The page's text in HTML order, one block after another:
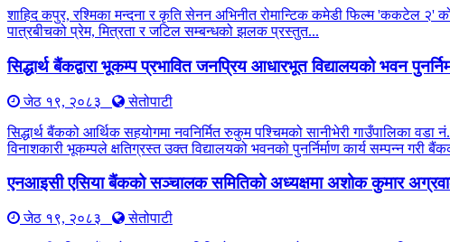
शाहिद कपुर, रश्मिका मन्दना र कृति सेनन अभिनीत रोमान्टिक कमेडी फिल्म 'ककटेल २'
पात्रबीचको प्रेम, मित्रता र जटिल सम्बन्धको झलक प्रस्तुत...
सिद्धार्थ बैंकद्वारा भूकम्प प्रभावित जनप्रिय आधारभूत विद्यालयको भवन
जेठ १९, २०८३
सेतोपाटी
सिद्धार्थ बैंकको आर्थिक सहयोगमा नवनिर्मित रुकुम पश्चिमको सानीभेरी गाउँपालिका
विनाशकारी भूकम्पले क्षतिग्रस्त उक्त विद्यालयको भवनको पुनर्निर्माण कार्य सम्पन्न गरी
एनआइसी एसिया बैंकको सञ्चालक समितिको अध्यक्षमा अशोक कुमार
जेठ १९, २०८३
सेतोपाटी